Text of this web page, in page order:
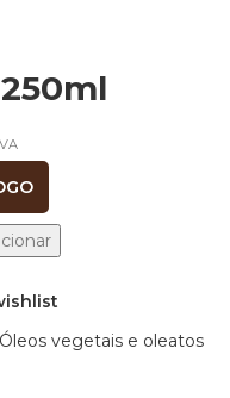
Óleos vegetais e oleatos